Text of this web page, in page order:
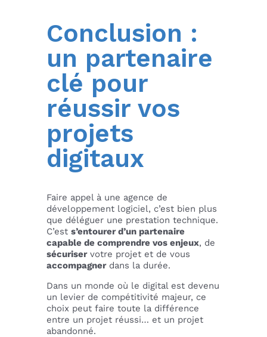
Conclusion :
un partenaire
clé pour
réussir vos
projets
digitaux
Faire appel à une agence de
développement logiciel, c’est bien plus
que déléguer une prestation technique.
C’est s’entourer d’un partenaire
capable de comprendre vos enjeux, de
sécuriservotre projet et de vous
accompagnerdans la durée.
Dans un monde où le digital est devenu
un levier de compétitivité majeur, ce
choix peut faire toute la différence
entre un projet réussi… et un projet
abandonné.